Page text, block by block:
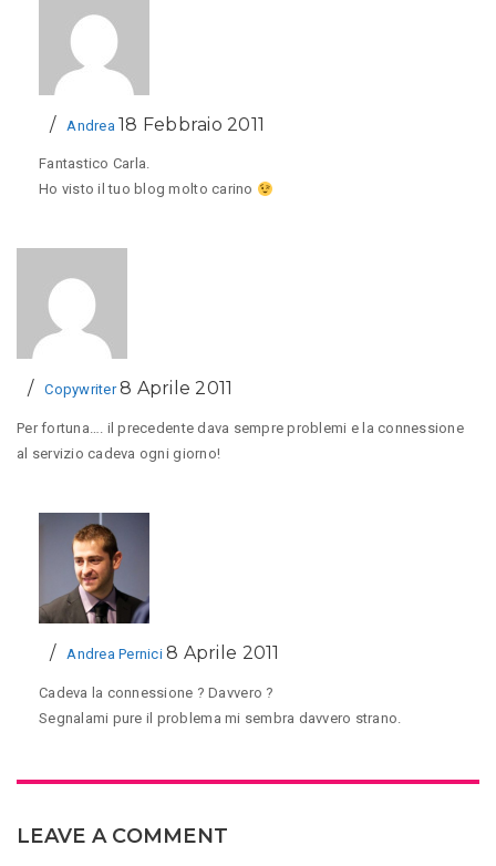
Andrea 18 Febbraio 2011
Fantastico Carla.
Ho visto il tuo blog molto carino
Copywriter 8 Aprile 2011
Per fortuna…. il precedente dava sempre problemi e la connessione
al servizio cadeva ogni giorno!
Andrea Pernici 8 Aprile 2011
Cadeva la connessione ? Davvero ?
Segnalami pure il problema mi sembra davvero strano.
LEAVE A COMMENT